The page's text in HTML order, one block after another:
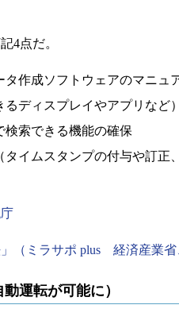
4点だ。
作成ソフトウェアのマニュ
るディスプレイやアプリなど
検索できる機能の確保
イムスタンプの付与や訂正
（ミラサポ plus 経済産業省
運転が可能に）